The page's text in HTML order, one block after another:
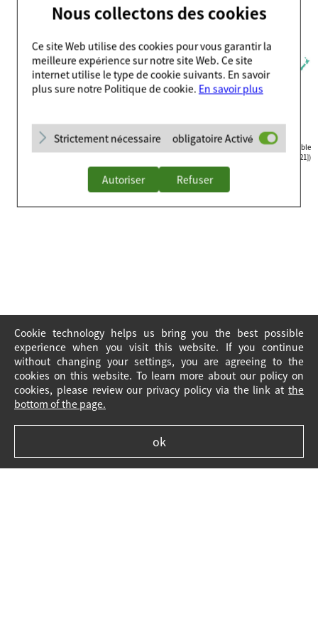
Pays où l’achat des biosimilaires deCelltrion Healthcare est possible
(et où ils sont officiellement approuvés [en 2021])
Cookie technology helps us bring you the best possible
experience when you visit this website. If you continue
without changing your settings, you are agreeing to the
cookies on this website. To learn more about our policy on
cookies, please review our privacy policy via the link at the
bottom of the page.
ok
Nous collectons des cookies
Ce site Web utilise des cookies pour vous garantir la
meilleure expérience sur notre site Web. Ce site
internet utilise le type de cookie suivants. En savoir
plus sure notre Politique de cookie. En savoir plus
Strictement nécessaire obligatoire Activé
Autoriser Refuser